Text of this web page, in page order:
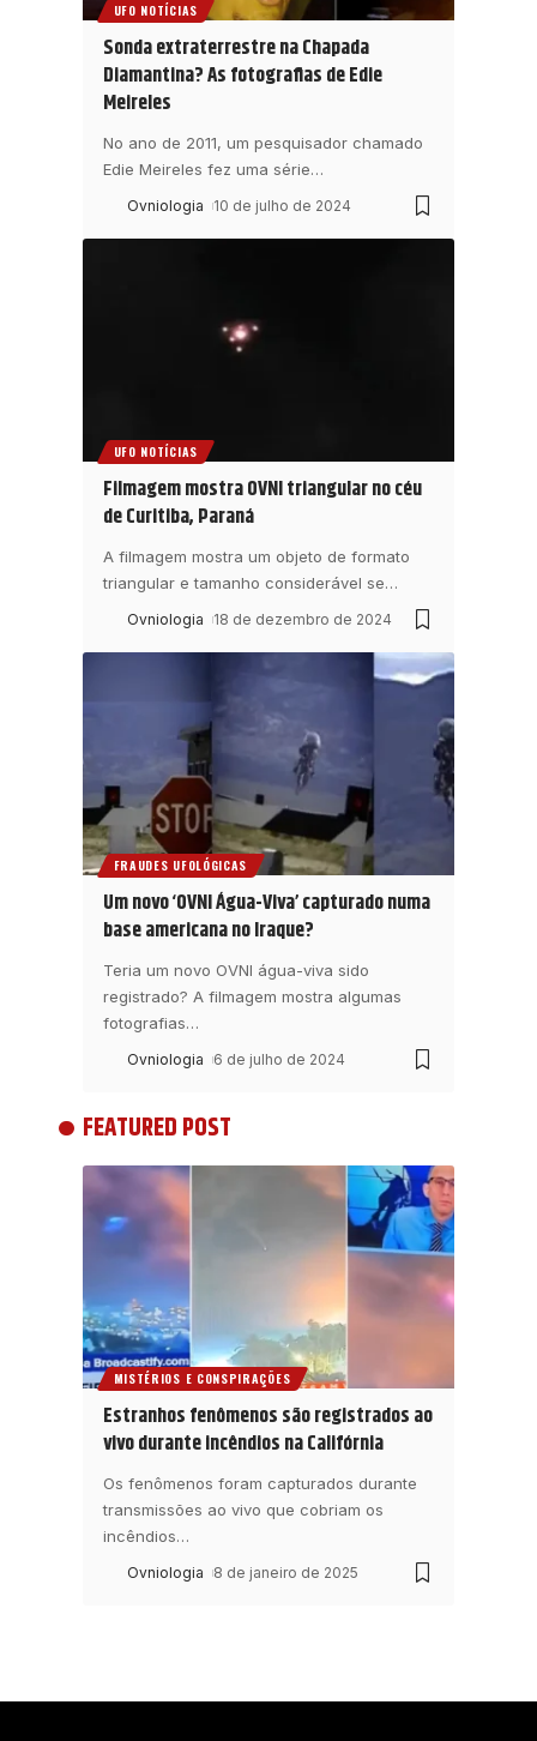
UFO NOTÍCIAS
Sonda extraterrestre na Chapada
Diamantina? As fotografias de Edie
Meireles
No ano de 2011, um pesquisador chamado
Edie Meireles fez uma série…
Ovniologia 10 de julho de 2024
UFO NOTÍCIAS
Filmagem mostra OVNI triangular no céu
de Curitiba, Paraná
A filmagem mostra um objeto de formato
triangular e tamanho considerável se…
Ovniologia 18 de dezembro de 2024
FRAUDES UFOLÓGICAS
Um novo ‘OVNI Água-Viva’ capturado numa
base americana no Iraque?
Teria um novo OVNI água-viva sido
registrado? A filmagem mostra algumas
fotografias…
Ovniologia 6 de julho de 2024
FEATURED POST
MISTÉRIOS E CONSPIRAÇÕES
Estranhos fenômenos são registrados ao
vivo durante incêndios na Califórnia
Os fenômenos foram capturados durante
transmissões ao vivo que cobriam os
incêndios…
Ovniologia 8 de janeiro de 2025